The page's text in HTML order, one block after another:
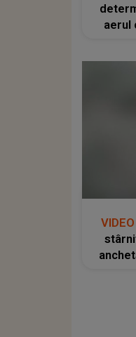
aerul
VIDEO